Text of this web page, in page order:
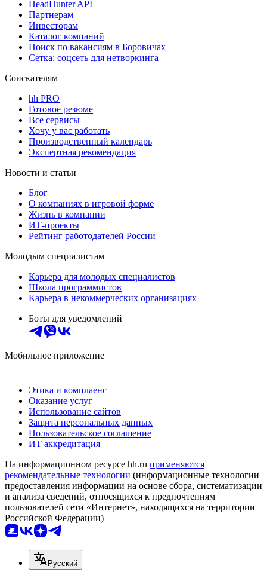
HeadHunter API
Партнерам
Инвесторам
Каталог компаний
Поиск по вакансиям в Боровичах
Сетка: соцсеть для нетворкинга
Соискателям
hh PRO
Готовое резюме
Все сервисы
Хочу у вас работать
Производственный календарь
Экспертная рекомендация
Новости и статьи
Блог
О компаниях в игровой форме
Жизнь в компании
ИТ-проекты
Рейтинг работодателей России
Молодым специалистам
Карьера для молодых специалистов
Школа программистов
Карьера в некоммерческих организациях
Боты для уведомлений
Мобильное приложение
Этика и комплаенс
Оказание услуг
Использование сайтов
Защита персональных данных
Пользовательское соглашение
ИТ аккредитация
На информационном ресурсе hh.ru применяются
рекомендательные технологии (информационные технологии
предоставления информации на основе сбора, систематизации
и анализа сведений, относящихся к предпочтениям
пользователей сети «Интернет», находящихся на территории
Российской Федерации)
Русский